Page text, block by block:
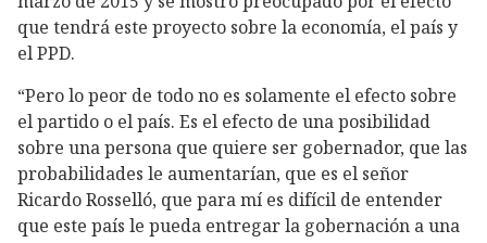
que tendrá este proyecto sobre la economía, el país y
el PPD.
“Pero lo peor de todo no es solamente el efecto sobre
el partido o el país. Es el efecto de una posibilidad
sobre una persona que quiere ser gobernador, que las
probabilidades le aumentarían, que es el señor
Ricardo Rosselló, que para mí es difícil de entender
que este país le pueda entregar la gobernación a una